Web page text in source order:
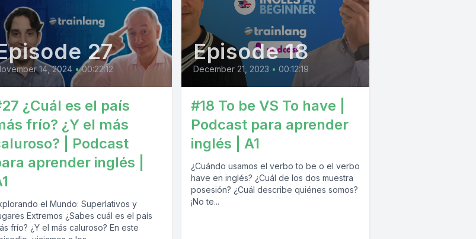
27
14, 2024 • 00:22:12
¿Cuál es el país
frío? ¿Y el más
| Podcast
aprender inglés |
el Mundo: Superlativos y
Extremos ¿Sabes cuál es el país
frío? ¿Y el más caluroso? En este
Episode 18
December 21, 2023 • 00:12:19
#18 To be VS To have |
Podcast para aprender
inglés | A1
¿Cuándo usamos el verbo to be o el verbo
have en inglés? ¿Cuál de los dos muestra
posesión? ¿Cuál describe quiénes somos?
¡No te...